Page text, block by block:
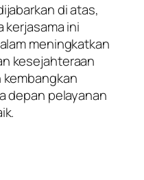
di atas,
kerjasama ini
meningkatkan
kesejahteraan
kembangkan
depan pelayanan